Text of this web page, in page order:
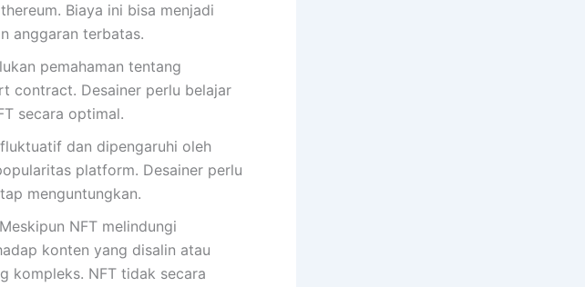
Biaya ini bisa menjadi
anggaran terbatas.
pemahaman tentang
contract. Desainer perlu belajar
secara optimal.
dan dipengaruhi oleh
platform. Desainer perlu
menguntungkan.
Meskipun NFT melindungi
konten yang disalin atau
kompleks. NFT tidak secara